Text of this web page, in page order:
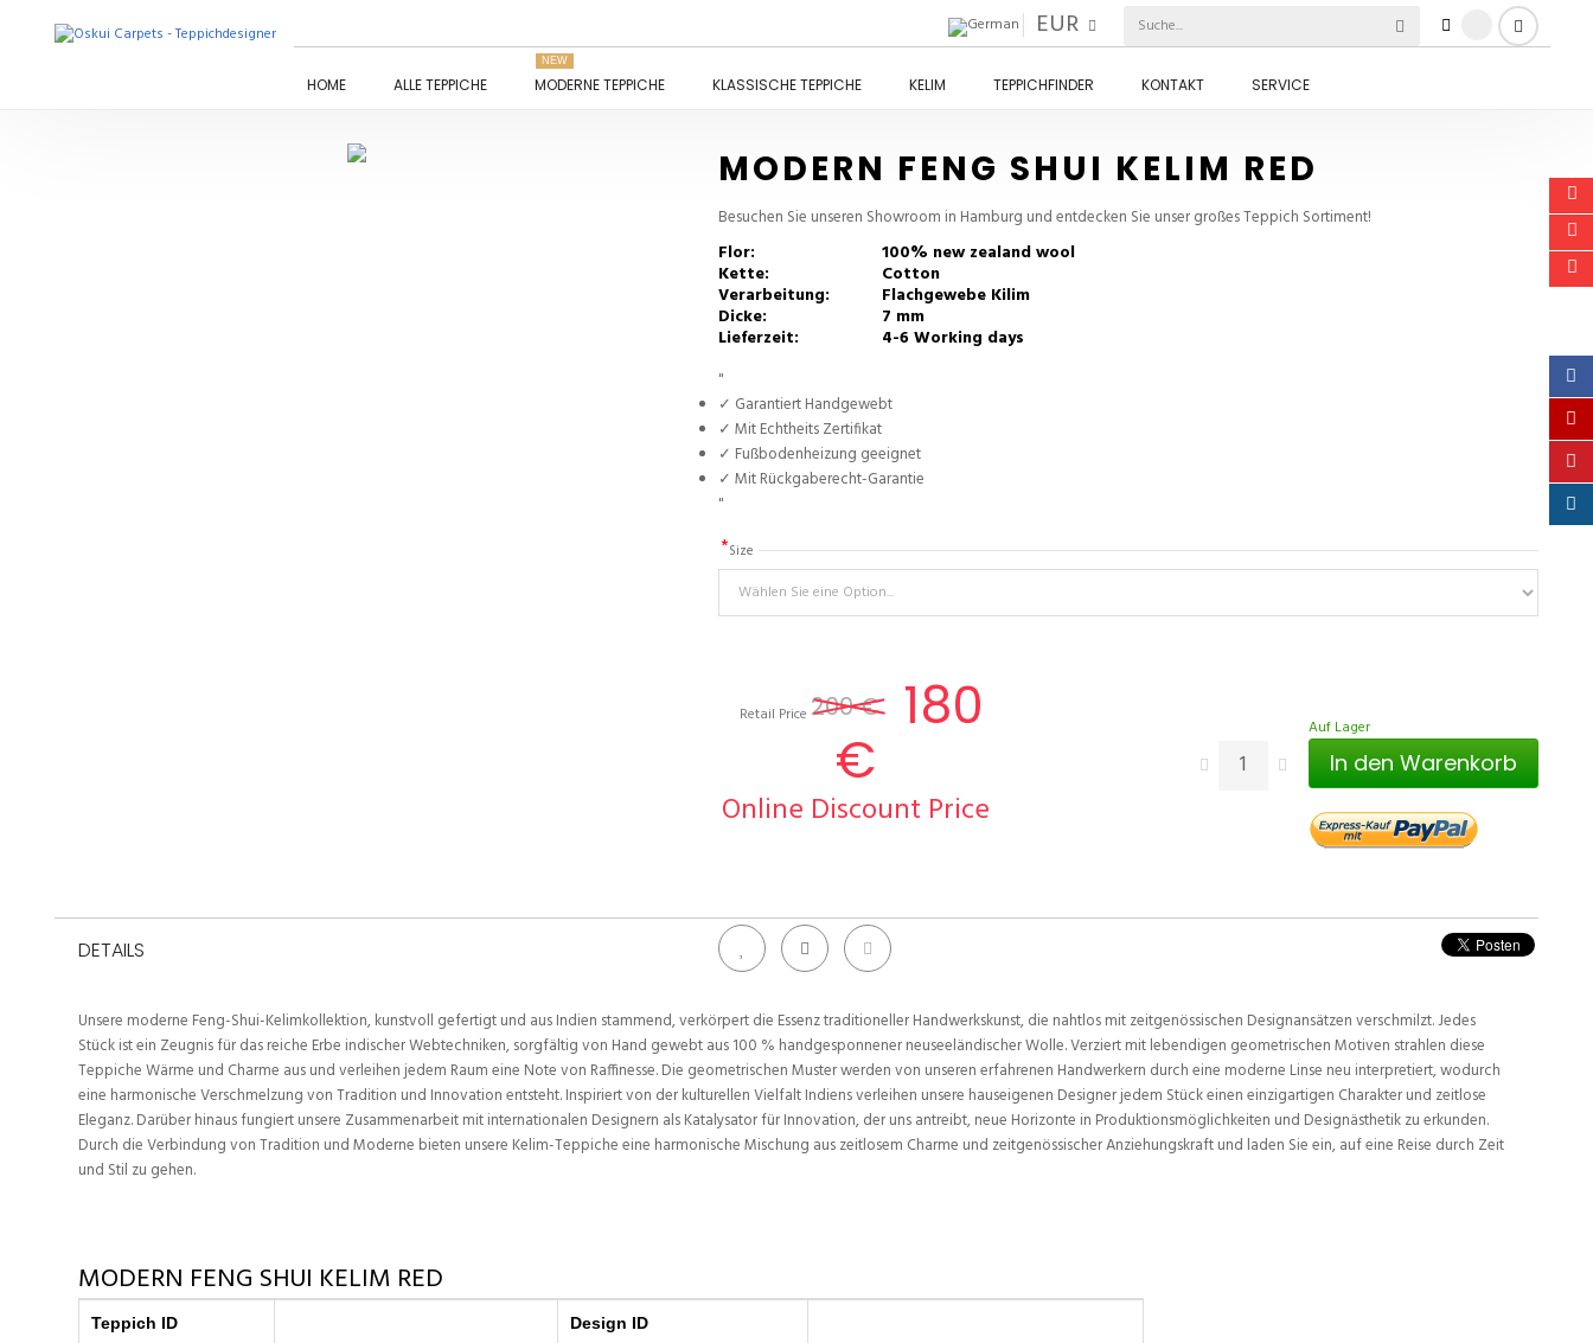
EUR
HOME ALLE TEPPICHE MODERNE TEPPICHE
NEW
KLASSISCHE TEPPICHE KELIM TEPPICHFINDER KONTAKT SERVICE
MODERN FENG SHUI KELIM RED
Besuchen Sie unseren Showroom in Hamburg und entdecken Sie unser großes Teppich Sortiment!
Flor: 100% new zealand wool
Kette: Cotton
Verarbeitung: Flachgewebe Kilim
Dicke: 7 mm
Lieferzeit: 4-6 Working days
"
✓ Garantiert Handgewebt
✓ Mit Echtheits Zertifikat
✓ Fußbodenheizung geeignet
✓ Mit Rückgaberecht-Garantie
"
Size
Retail Price 200 € 180
€
Online Discount Price
Auf Lager
In den Warenkorb
DETAILS
Unsere moderne Feng-Shui-Kelimkollektion, kunstvoll gefertigt und aus Indien stammend, verkörpert die Essenz traditioneller Handwerkskunst, die nahtlos mit zeitgenössischen Designansätzen verschmilzt. Jedes
Stück ist ein Zeugnis für das reiche Erbe indischer Webtechniken, sorgfältig von Hand gewebt aus 100 % handgesponnener neuseeländischer Wolle. Verziert mit lebendigen geometrischen Motiven strahlen diese
Teppiche Wärme und Charme aus und verleihen jedem Raum eine Note von Raffinesse. Die geometrischen Muster werden von unseren erfahrenen Handwerkern durch eine moderne Linse neu interpretiert, wodurch
eine harmonische Verschmelzung von Tradition und Innovation entsteht. Inspiriert von der kulturellen Vielfalt Indiens verleihen unsere hauseigenen Designer jedem Stück einen einzigartigen Charakter und zeitlose
Eleganz. Darüber hinaus fungiert unsere Zusammenarbeit mit internationalen Designern als Katalysator für Innovation, der uns antreibt, neue Horizonte in Produktionsmöglichkeiten und Designästhetik zu erkunden.
Durch die Verbindung von Tradition und Moderne bieten unsere Kelim-Teppiche eine harmonische Mischung aus zeitlosem Charme und zeitgenössischer Anziehungskraft und laden Sie ein, auf eine Reise durch Zeit
und Stil zu gehen.
MODERN FENG SHUI KELIM RED
Teppich ID Design ID